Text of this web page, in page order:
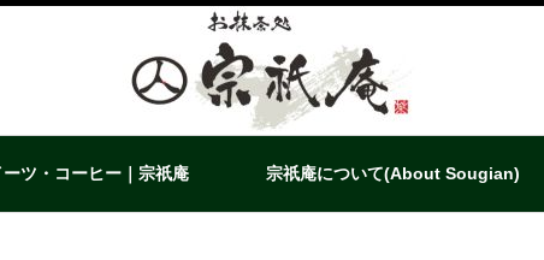
ツ・コーヒー｜宗祇庵 宗祇庵について(About Sougian)